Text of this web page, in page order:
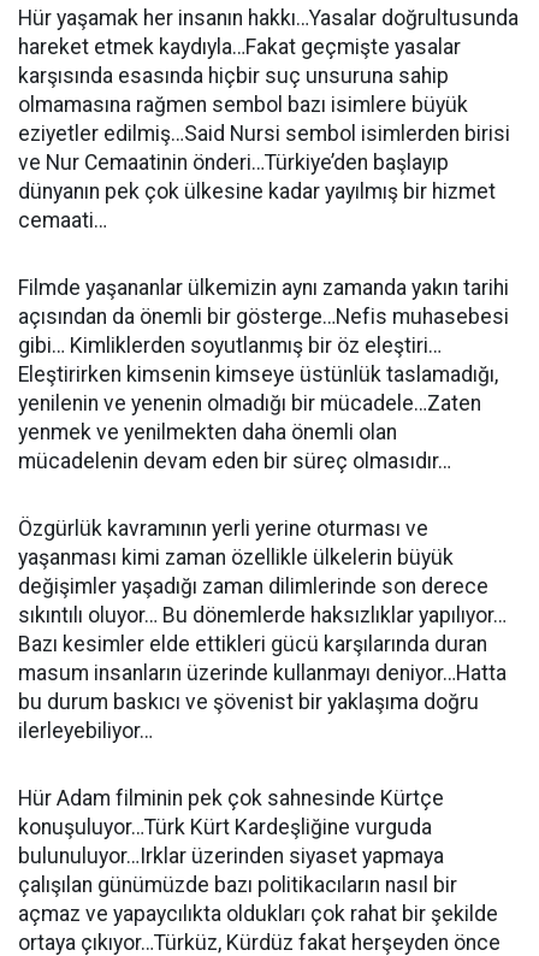
Hür yaşamak her insanın hakkı…Yasalar doğrultusunda
hareket etmek kaydıyla…Fakat geçmişte yasalar
karşısında esasında hiçbir suç unsuruna sahip
olmamasına rağmen sembol bazı isimlere büyük
eziyetler edilmiş…Said Nursi sembol isimlerden birisi
ve Nur Cemaatinin önderi…Türkiye’den başlayıp
dünyanın pek çok ülkesine kadar yayılmış bir hizmet
cemaati…
Filmde yaşananlar ülkemizin aynı zamanda yakın tarihi
açısından da önemli bir gösterge…Nefis muhasebesi
gibi… Kimliklerden soyutlanmış bir öz eleştiri…
Eleştirirken kimsenin kimseye üstünlük taslamadığı,
yenilenin ve yenenin olmadığı bir mücadele…Zaten
yenmek ve yenilmekten daha önemli olan
mücadelenin devam eden bir süreç olmasıdır…
Özgürlük kavramının yerli yerine oturması ve
yaşanması kimi zaman özellikle ülkelerin büyük
değişimler yaşadığı zaman dilimlerinde son derece
sıkıntılı oluyor… Bu dönemlerde haksızlıklar yapılıyor…
Bazı kesimler elde ettikleri gücü karşılarında duran
masum insanların üzerinde kullanmayı deniyor…Hatta
bu durum baskıcı ve şövenist bir yaklaşıma doğru
ilerleyebiliyor…
Hür Adam filminin pek çok sahnesinde Kürtçe
konuşuluyor…Türk Kürt Kardeşliğine vurguda
bulunuluyor…Irklar üzerinden siyaset yapmaya
çalışılan günümüzde bazı politikacıların nasıl bir
açmaz ve yapaycılıkta oldukları çok rahat bir şekilde
ortaya çıkıyor…Türküz, Kürdüz fakat herşeyden önce